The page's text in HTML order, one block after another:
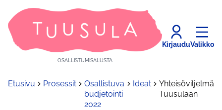
OSALLISTUMISALUSTA
KirjauduValikko
Etusivu Prosessit
Osallistuva
budjetointi
2022
Ideat
Yhteisöviljelmä
Tuusulaan